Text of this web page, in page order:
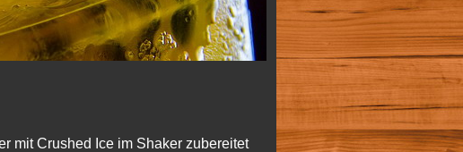
mit Crushed Ice im Shaker zubereitet